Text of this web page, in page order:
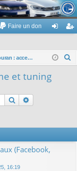
Touran
Faire un don
ne nr
Touran : accessoires non d'origine et tuning
et tuning
Rechercher
(Facebook,
16:19